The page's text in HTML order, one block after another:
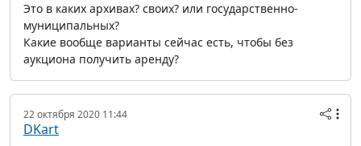
Это в каких архивах? своих? или государственно-
муниципальных?
Какие вообще варианты сейчас есть, чтобы без
аукциона получить аренду?
22 октября 2020 11:44
DKart